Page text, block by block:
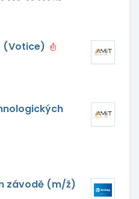
(Votice)
závodě (m/ž)